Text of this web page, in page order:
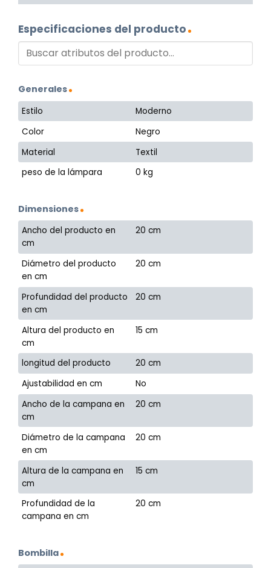
Especificaciones del producto
Generales
Estilo
Moderno
Color
Negro
Material
Textil
peso de la lámpara
0 kg
Dimensiones
Ancho del producto en
cm
20 cm
Diámetro del producto
en cm
20 cm
Profundidad del producto
en cm
20 cm
Altura del producto en
cm
15 cm
longitud del producto
20 cm
Ajustabilidad en cm
No
Ancho de la campana en
cm
20 cm
Diámetro de la campana
en cm
20 cm
Altura de la campana en
cm
15 cm
Profundidad de la
campana en cm
20 cm
Bombilla